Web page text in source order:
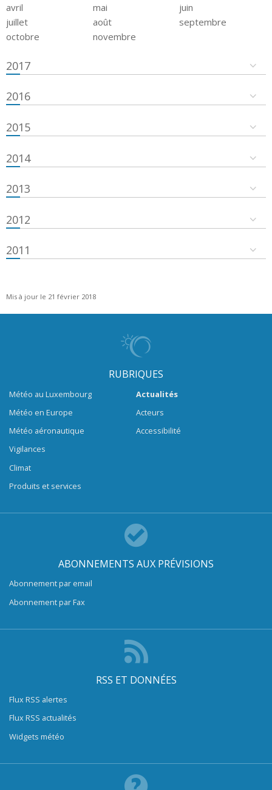
avril
mai
juin
juillet
août
septembre
octobre
novembre
2017
2016
2015
2014
2013
2012
2011
Mis à jour le 21 février 2018
RUBRIQUES
Météo au Luxembourg
Météo en Europe
Météo aéronautique
Vigilances
Climat
Produits et services
Actualités
Acteurs
Accessibilité
ABONNEMENTS AUX PRÉVISIONS
Abonnement par email
Abonnement par Fax
RSS ET DONNÉES
Flux RSS alertes
Flux RSS actualités
Widgets météo